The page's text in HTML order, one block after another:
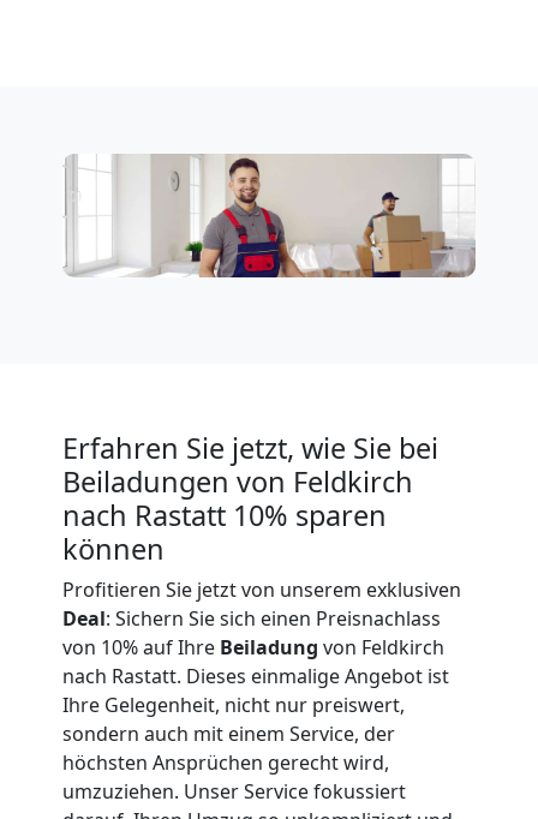
Erfahren Sie jetzt, wie Sie bei
Beiladungen von Feldkirch
nach Rastatt 10% sparen
können
Profitieren Sie jetzt von unserem exklusiven
Deal: Sichern Sie sich einen Preisnachlass
von 10% auf Ihre Beiladung von Feldkirch
nach Rastatt. Dieses einmalige Angebot ist
Ihre Gelegenheit, nicht nur preiswert,
sondern auch mit einem Service, der
höchsten Ansprüchen gerecht wird,
umzuziehen. Unser Service fokussiert
Büroumzug
Feldkirch
Tragehilfe
Feldkirch
Kleiner
Umzug
Feldkirch